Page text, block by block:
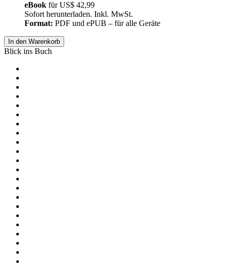
eBook fürUS$ 42,99
Sofort herunterladen. Inkl. MwSt.
Format: PDF und ePUB – für alle Geräte
In den Warenkorb
Blick ins Buch